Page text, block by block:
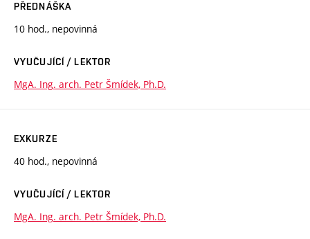
PŘEDNÁŠKA
10 hod., nepovinná
VYUČUJÍCÍ / LEKTOR
MgA. Ing. arch. Petr Šmídek, Ph.D.
EXKURZE
40 hod., nepovinná
VYUČUJÍCÍ / LEKTOR
MgA. Ing. arch. Petr Šmídek, Ph.D.